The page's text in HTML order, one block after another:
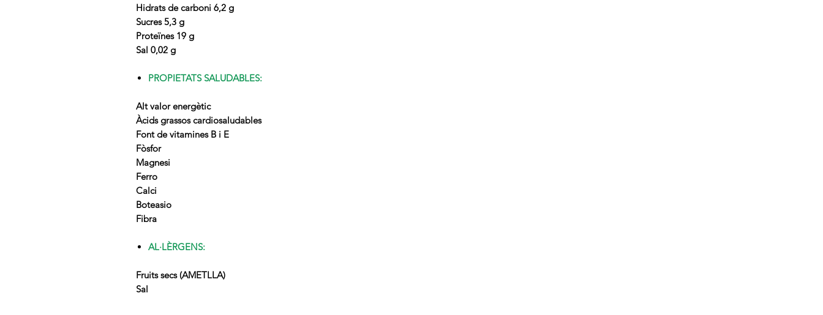
Hidrats de carboni 6,2 g
Sucres 5,3 g
Proteïnes 19 g
Sal 0,02 g
PROPIETATS SALUDABLES:
Alt valor energètic
Àcids grassos cardiosaludables
Font de vitamines B i E
Fòsfor
Magnesi
Ferro
Calci
Boteasio
Fibra
AL·LÈRGENS:
Fruits secs (AMETLLA)
Sal